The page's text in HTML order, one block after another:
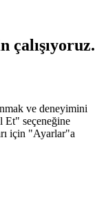
çalışıyoruz.
ve deneyimini
Et" seçeneğine
için "Ayarlar"a